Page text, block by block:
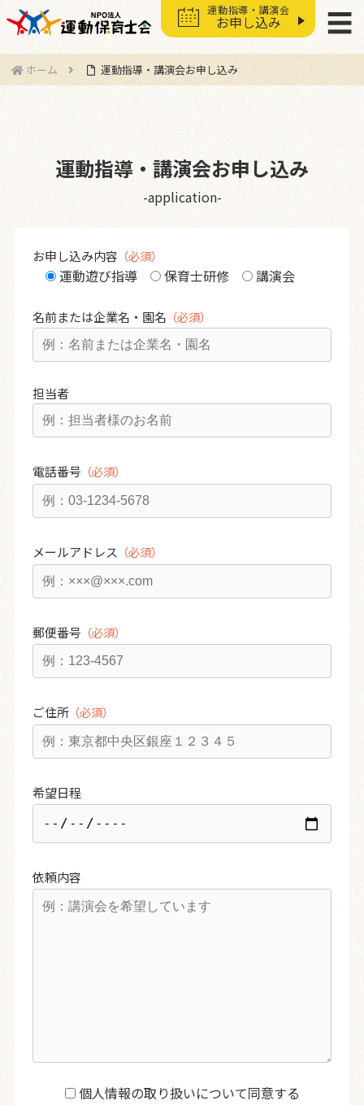
運動指導・講演会
お申し込み ☰
ホーム 運動指導・講演会お申し込み
運動指導・講演会お申し込み
-application-
お申し込み内容
運動遊び指導 保育士研修 講演会
名前または企業名・園名
担当者
電話番号
メールアドレス
郵便番号
ご住所
希望日程
依頼内容
個人情報の取り扱いについて同意する